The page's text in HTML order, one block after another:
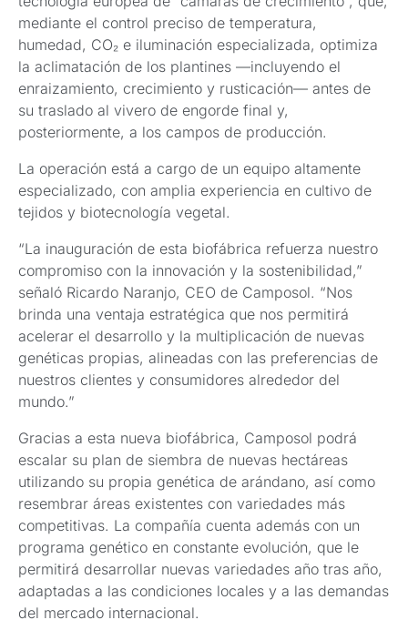
mediante el control preciso de temperatura,
humedad, CO₂ e iluminación especializada, optimiza
la aclimatación de los plantines —incluyendo el
enraizamiento, crecimiento y rusticación— antes de
su traslado al vivero de engorde final y,
posteriormente, a los campos de producción.
La operación está a cargo de un equipo altamente
especializado, con amplia experiencia en cultivo de
tejidos y biotecnología vegetal.
“La inauguración de esta biofábrica refuerza nuestro
compromiso con la innovación y la sostenibilidad,”
señaló Ricardo Naranjo, CEO de Camposol. “Nos
brinda una ventaja estratégica que nos permitirá
acelerar el desarrollo y la multiplicación de nuevas
genéticas propias, alineadas con las preferencias de
nuestros clientes y consumidores alrededor del
mundo.”
Gracias a esta nueva biofábrica, Camposol podrá
escalar su plan de siembra de nuevas hectáreas
utilizando su propia genética de arándano, así como
resembrar áreas existentes con variedades más
competitivas. La compañía cuenta además con un
programa genético en constante evolución, que le
permitirá desarrollar nuevas variedades año tras año,
adaptadas a las condiciones locales y a las demandas
del mercado internacional.